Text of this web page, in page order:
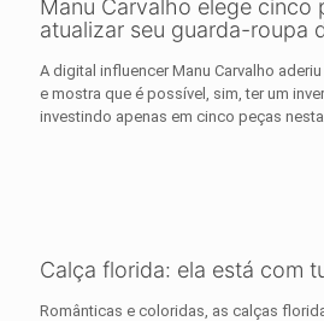
Manu Carvalho elege cinco
atualizar seu guarda-roupa
A digital influencer Manu Carvalho
e mostra que é possível, sim, ter um
investindo apenas em cinco peças
Calça florida: ela está com
Românticas e coloridas, as calças